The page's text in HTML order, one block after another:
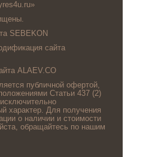
SEBEKON
сайта
ALAEV.CO
публичной офертой,
Статьи 437 (2)
характер. Для получения
о наличии и стоимости
обращайтесь по нашим